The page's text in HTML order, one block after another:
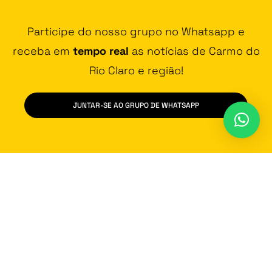
Participe do nosso grupo no Whatsapp e
receba em tempo real as notícias de Carmo do
Rio Claro e região!
JUNTAR-SE AO GRUPO DE WHATSAPP